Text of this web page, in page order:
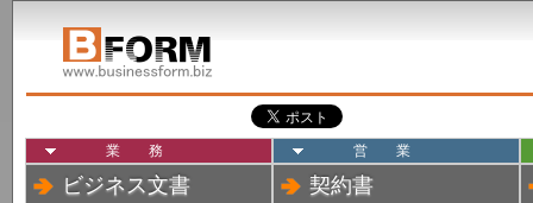
業務
ビジネス文書
営業
契約書